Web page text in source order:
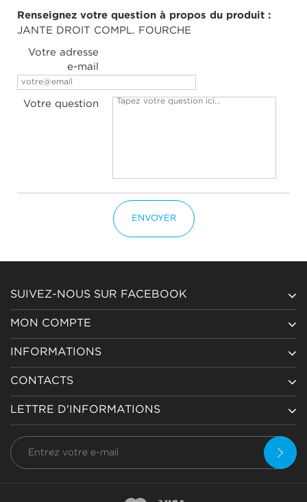
Renseignez votre question à propos du produit :
JANTE DROIT COMPL. FOURCHE
Votre adresse
e-mail
Votre question
ENVOYER
SUIVEZ-NOUS SUR FACEBOOK
MON COMPTE
INFORMATIONS
CONTACTS
LETTRE D'INFORMATIONS